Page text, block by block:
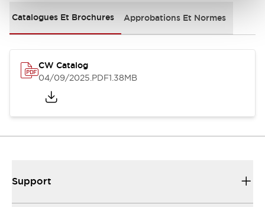
Catalogues Et Brochures Approbations Et Normes
CW Catalog
04/09/2025.PDF1.38MB
Support